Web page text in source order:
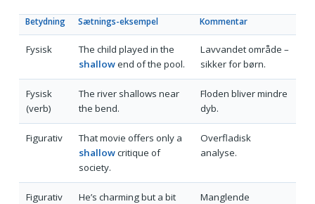
Betydning Sætnings-eksempel Kommentar
Fysisk
The child played in the
shallowend of the pool.
Lavvandet område –
sikker for børn.
Fysisk
(verb)
The river shallows near
the bend.
Floden bliver mindre
dyb.
Figurativ
That movie offers only a
shallowcritique of
society.
Overfladisk
analyse.
Figurativ
He’s charming but a bit
Manglende